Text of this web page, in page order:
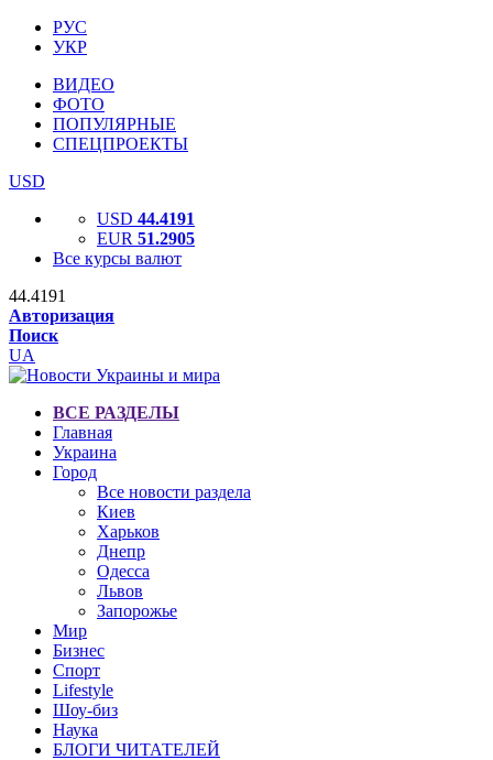
РУС
УКР
ВИДЕО
ФОТО
ПОПУЛЯРНЫЕ
СПЕЦПРОЕКТЫ
USD
USD 44.4191
EUR 51.2905
Все курсы валют
44.4191
Авторизация
Поиск
UA
ВСЕ РАЗДЕЛЫ
Главная
Украина
Город
Все новости раздела
Киев
Харьков
Днепр
Одесса
Львов
Запорожье
Мир
Бизнес
Спорт
Lifestyle
Шоу-биз
Наука
БЛОГИ ЧИТАТЕЛЕЙ